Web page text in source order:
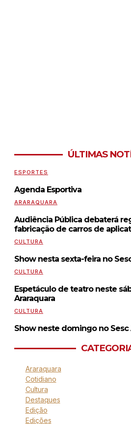
ÚLTIMAS
ESPORTES
Agenda Esportiva
ARARAQUARA
Audiência Pública debaterá
fabricação de carros de
CULTURA
Show nesta sexta-feira no
CULTURA
Espetáculo de teatro neste
Araraquara
CULTURA
Show neste domingo no Sesc
Araraquara
Cotidiano
Cultura
Destaques
Edição
Edições